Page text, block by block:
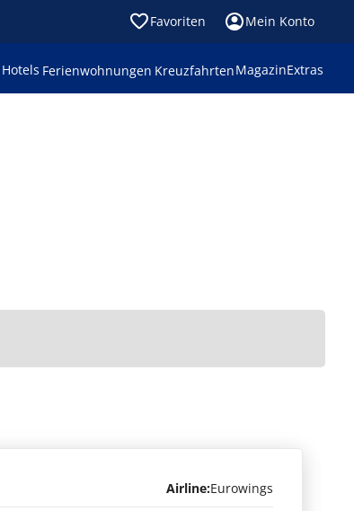
Favoriten Mein Konto
Hotels Ferienwohnungen KreuzfahrtenMagazinExtras
Airline:Eurowings